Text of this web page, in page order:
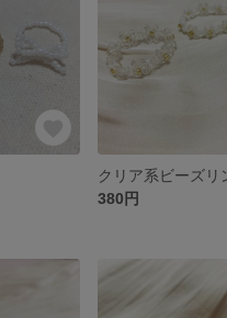
クリア系ビーズリ
380円